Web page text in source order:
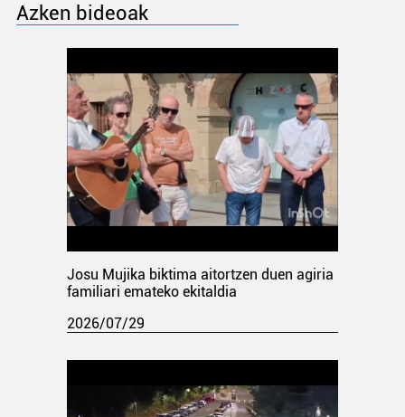
Azken bideoak
Josu Mujika biktima aitortzen duen agiria
familiari emateko ekitaldia
2026/07/29